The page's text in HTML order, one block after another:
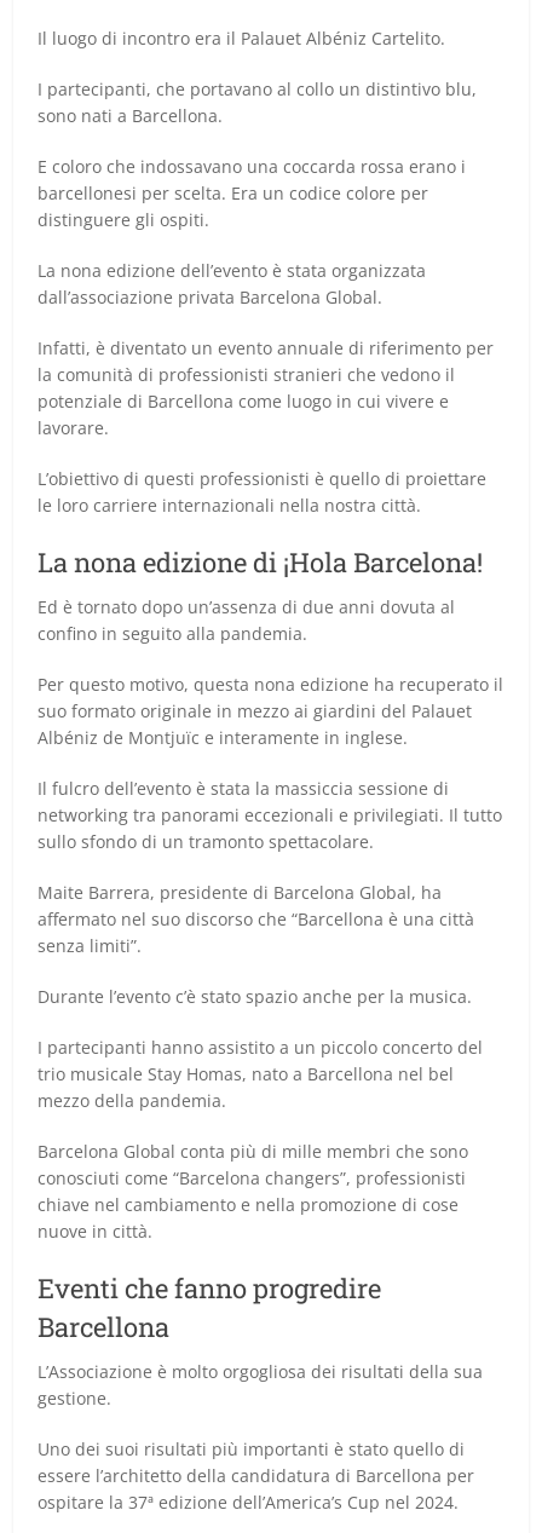
Il luogo di incontro era il Palauet Albéniz Cartelito.
I partecipanti, che portavano al collo un distintivo blu,
sono nati a Barcellona.
E coloro che indossavano una coccarda rossa erano i
barcellonesi per scelta. Era un codice colore per
distinguere gli ospiti.
La nona edizione dell’evento è stata organizzata
dall’associazione privata Barcelona Global.
Infatti, è diventato un evento annuale di riferimento per
la comunità di professionisti stranieri che vedono il
potenziale di Barcellona come luogo in cui vivere e
lavorare.
L’obiettivo di questi professionisti è quello di proiettare
le loro carriere internazionali nella nostra città.
La nona edizione di ¡Hola Barcelona!
Ed è tornato dopo un’assenza di due anni dovuta al
confino in seguito alla pandemia.
Per questo motivo, questa nona edizione ha recuperato il
suo formato originale in mezzo ai giardini del Palauet
Albéniz de Montjuïc e interamente in inglese.
Il fulcro dell’evento è stata la massiccia sessione di
networking tra panorami eccezionali e privilegiati. Il tutto
sullo sfondo di un tramonto spettacolare.
Maite Barrera, presidente di Barcelona Global, ha
affermato nel suo discorso che “Barcellona è una città
senza limiti”.
Durante l’evento c’è stato spazio anche per la musica.
I partecipanti hanno assistito a un piccolo concerto del
trio musicale Stay Homas, nato a Barcellona nel bel
mezzo della pandemia.
Barcelona Global conta più di mille membri che sono
conosciuti come “Barcelona changers”, professionisti
chiave nel cambiamento e nella promozione di cose
nuove in città.
Eventi che fanno progredire
Barcellona
L’Associazione è molto orgogliosa dei risultati della sua
gestione.
Uno dei suoi risultati più importanti è stato quello di
essere l’architetto della candidatura di Barcellona per
ospitare la 37ª edizione dell’America’s Cup nel 2024.